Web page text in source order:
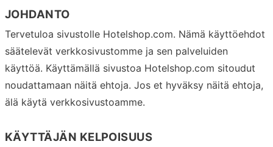
JOHDANTO
Tervetuloa sivustolle Hotelshop.com. Nämä käyttöehdot
säätelevät verkkosivustomme ja sen palveluiden
käyttöä. Käyttämällä sivustoa Hotelshop.com sitoudut
noudattamaan näitä ehtoja. Jos et hyväksy näitä ehtoja,
älä käytä verkkosivustoamme.
KÄYTTÄJÄN KELPOISUUS